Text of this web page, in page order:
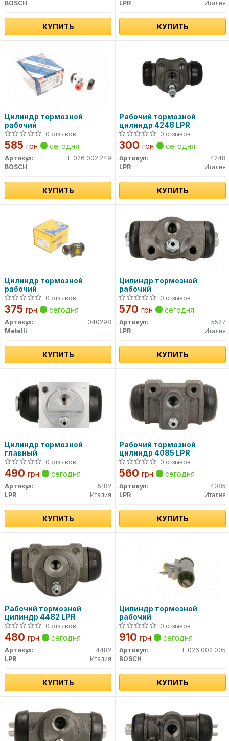
BOSCH
КУПИТЬ
LPR Италия
КУПИТЬ
Цилиндр тормозной
рабочий
0 отзывов
585 грн сегодня
Артикул:
F 026 002 249
BOSCH
КУПИТЬ
Рабочий тормозной
цилиндр 4248 LPR
0 отзывов
300 грн сегодня
Артикул:
4248
LPR
Италия
КУПИТЬ
Цилиндр тормозной
рабочий
0 отзывов
375 грн сегодня
Артикул:
040298
Metelli
КУПИТЬ
Цилиндр тормозной
рабочий
0 отзывов
570 грн сегодня
Артикул:
5527
LPR
Италия
КУПИТЬ
Цилиндр тормозной
главный
0 отзывов
490 грн сегодня
Артикул:
5182
LPR
Италия
КУПИТЬ
Рабочий тормозной
цилиндр 4085 LPR
0 отзывов
560 грн сегодня
Артикул:
4085
LPR
Италия
КУПИТЬ
Рабочий тормозной
цилиндр 4482 LPR
0 отзывов
480 грн сегодня
Артикул:
4482
LPR
Италия
КУПИТЬ
Цилиндр тормозной
рабочий
0 отзывов
910 грн сегодня
Артикул:
F 026 002 005
BOSCH
КУПИТЬ